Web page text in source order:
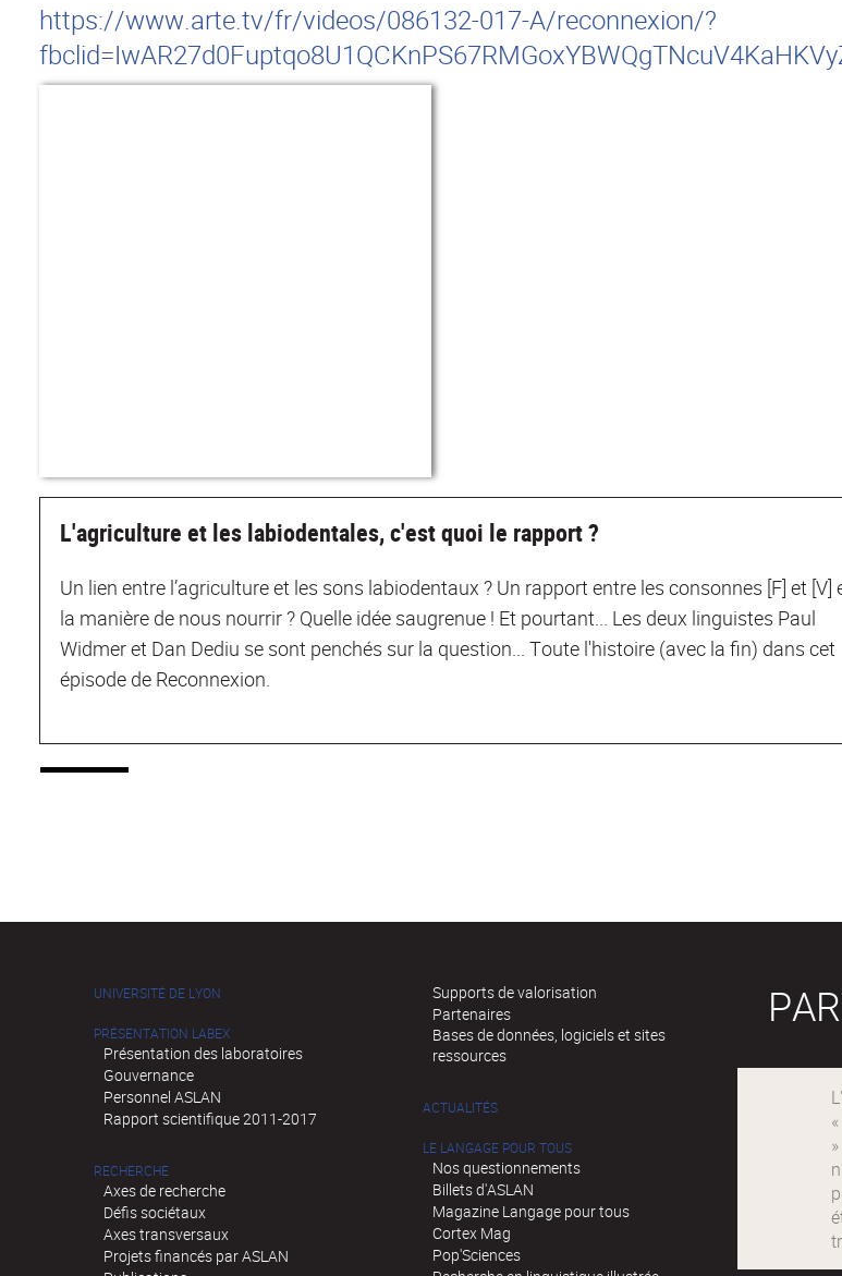
https://www.arte.tv/fr/videos/086132-017-A/reconnexion/?
L'agriculture et les labiodentales, c'est quoi le rapport ?
Un lien entre l’agriculture et les sons labiodentaux ? Un rapport entre les consonnes [F] et [V]
la manière de nous nourrir ? Quelle idée saugrenue ! Et pourtant... Les deux linguistes Paul
Widmer et Dan Dediu se sont penchés sur la question... Toute l'histoire (avec la fin) dans cet
épisode de Reconnexion.
UNIVERSITÉ DE LYON
PRÉSENTATION LABEX
Présentation des laboratoires
Gouvernance
Personnel ASLAN
Rapport scientifique 2011-2017
RECHERCHE
Axes de recherche
Défis sociétaux
Axes transversaux
Projets financés par ASLAN
Supports de valorisation
Partenaires
Bases de données, logiciels et sites
ressources
ACTUALITÉS
LE LANGAGE POUR TOUS
Nos questionnements
Billets d'ASLAN
Magazine Langage pour tous
Cortex Mag
Pop'Sciences